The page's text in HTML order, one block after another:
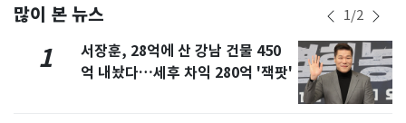
많이 본 뉴스 1/2
1
서장훈, 28억에 산 강남 건물 450
억 내놨다…세후 차익 280억 '잭팟'